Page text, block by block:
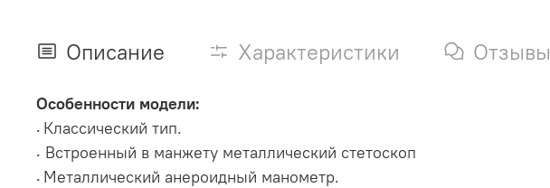
Описание Характеристики Отзывы
Особенности модели:
• Классический тип.
• Встроенный в манжету металлический стетоскоп
• Металлический анероидный манометр.